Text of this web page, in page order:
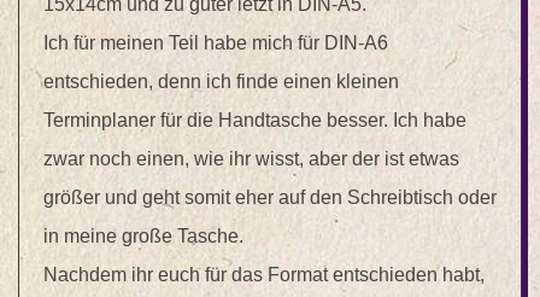
15x14cm und zu guter letzt in DIN-A5.
Ich für meinen Teil habe mich für DIN-A6
entschieden, denn ich finde einen kleinen
Terminplaner für die Handtasche besser. Ich habe
zwar noch einen, wie ihr wisst, aber der ist etwas
größer und geht somit eher auf den Schreibtisch oder
in meine große Tasche.
Nachdem ihr euch für das Format entschieden habt,